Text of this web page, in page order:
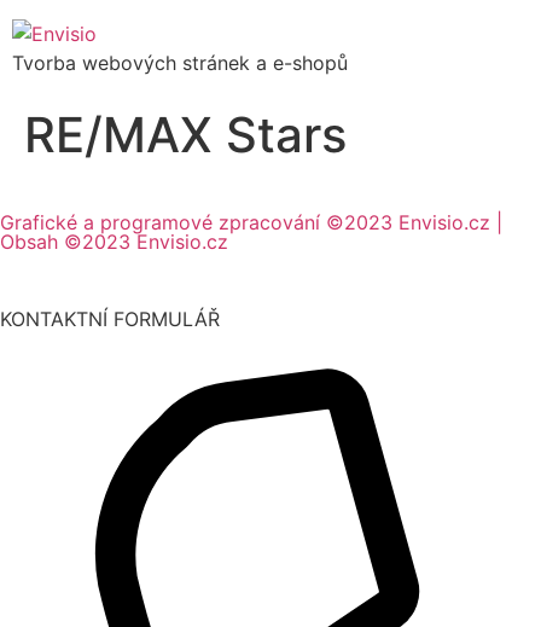
Tvorba webových stránek a e-shopů
RE/MAX Stars
Grafické a programové zpracování ©2023 Envisio.cz |
Obsah ©2023 Envisio.cz
KONTAKTNÍ FORMULÁŘ